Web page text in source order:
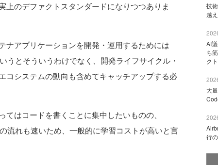
上のデファクトスタンダードになりつつありま
アプリケーションを開発・運用するためには
うとそういうわけでなく、開発ライフサイクル・
コシステムの動向も含めてキャッチアップする必
はコードを書くことに集中したいものの、
流れも速いため、一般的に学習コストが高いと言
技
越
AI
ち
ク
大
行